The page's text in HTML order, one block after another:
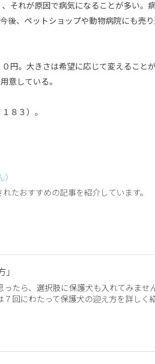
それが原因で病気になることが多い。
後、ペットショップや動物病院にも売
円。大きさは希望に応じて変えることが
意している。
８３）。
たおすすめの記事を紹介しています。
ったら、選択肢に保護犬も入れてみませ
７回にわたって保護犬の迎え方を詳しく